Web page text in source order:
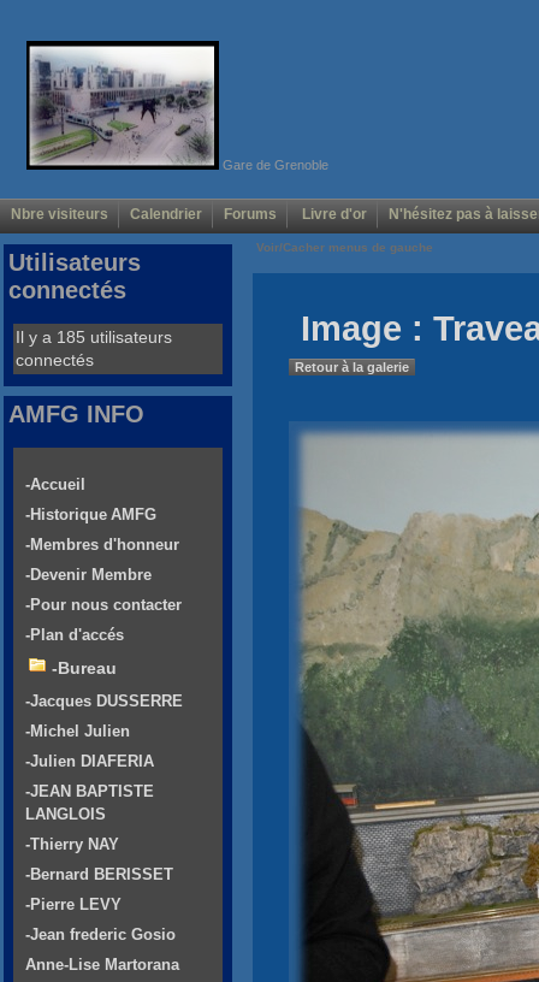
Gare de Grenoble
Nbre visiteurs Calendrier Forums Livre d'or N'hésitez pas à
Voir/Cacher menus de gauche
Image :
Retour à la galerie
Utilisateurs
connectés
Il y a 185 utilisateurs
connectés
AMFG INFO
-Accueil
-Historique AMFG
-Membres d'honneur
-Devenir Membre
-Pour nous contacter
-Plan d'accés
-Bureau
-Jacques DUSSERRE
-Michel Julien
-Julien DIAFERIA
-JEAN BAPTISTE
LANGLOIS
-Thierry NAY
-Bernard BERISSET
-Pierre LEVY
-Jean frederic Gosio
Anne-Lise Martorana